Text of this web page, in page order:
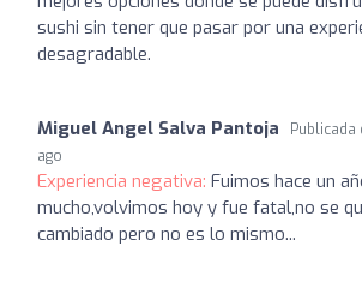
sushi sin tener que pasar por una
desagradable.
Miguel Angel Salva Pantoja Publicada
ago
Experiencia negativa: Fuimos hace un
mucho,volvimos hoy y fue fatal,no se
cambiado pero no es lo mismo...